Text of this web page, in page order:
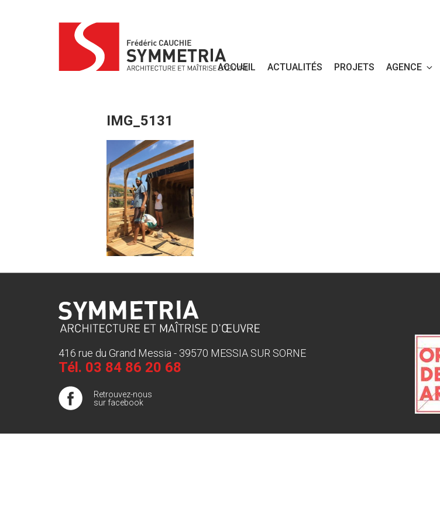
ACCUEIL ACTUALITÉS PROJETS AGENCE
IMG_5131
416 rue du Grand Messia - 39570 MESSIA SUR SORNE
Tél. 03 84 86 20 68
Retrouvez-nous
sur facebook